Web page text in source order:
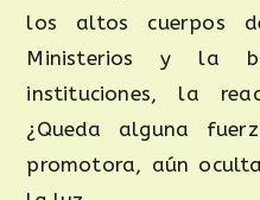
los altos cuerpos
Ministerios y la
instituciones, la
¿Queda alguna
promotora, aún